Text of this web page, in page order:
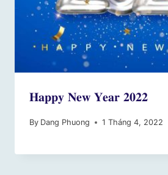
𝐇𝐚𝐩𝐩𝐲 𝐍𝐞𝐰 𝐘𝐞𝐚𝐫 𝟐𝟎𝟐𝟐
By Dang Phuong 1 Tháng 4, 2022